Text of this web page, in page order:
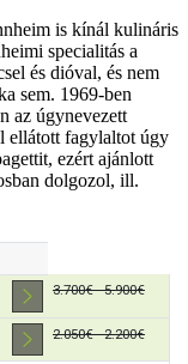
is kínál kulináris
specialitás a
és dióval, és nem
sem. 1969-ben
az úgynevezett
ellátott fagylaltot úgy
ezért ajánlott
dolgozol, ill.